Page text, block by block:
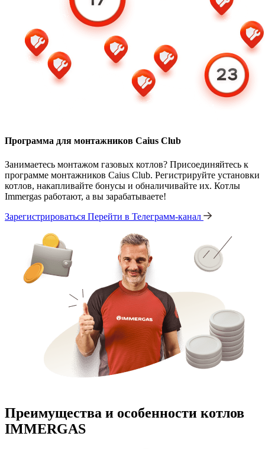
Программа для монтажников Caius Club
Занимаетесь монтажом газовых котлов? Присоединяйтесь к
программе монтажников Caius Club. Регистрируйте установки
котлов, накапливайте бонусы и обналичивайте их. Котлы
Immergas работают, а вы зарабатываете!
Зарегистрироваться Перейти в Телеграмм-канал
Преимущества и особенности котлов
IMMERGAS